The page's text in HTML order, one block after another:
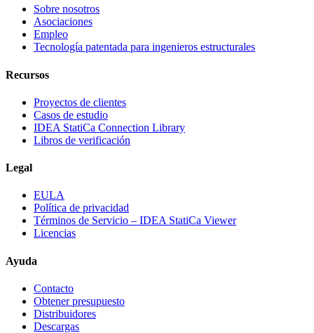
Sobre nosotros
Asociaciones
Empleo
Tecnología patentada para ingenieros estructurales
Recursos
Proyectos de clientes
Casos de estudio
IDEA StatiCa Connection Library
Libros de verificación
Legal
EULA
Política de privacidad
Términos de Servicio – IDEA StatiCa Viewer
Licencias
Ayuda
Contacto
Obtener presupuesto
Distribuidores
Descargas